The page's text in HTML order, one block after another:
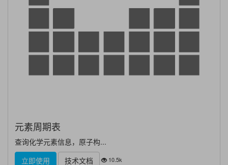
元素周期表
查询化学元素信息，原子构...
立即使用
技术文档 10.5k